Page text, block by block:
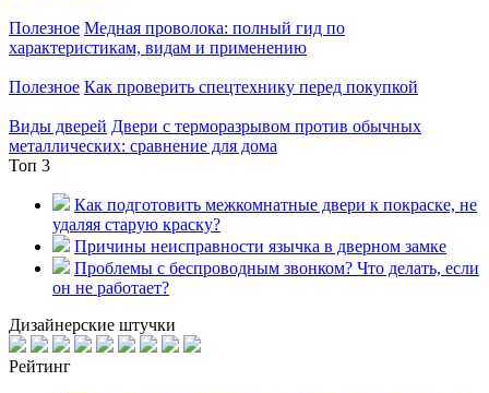
Полезное Медная проволока: полный гид по
характеристикам, видам и применению
Полезное Как проверить спецтехнику перед покупкой
Виды дверей Двери с терморазрывом против обычных
металлических: сравнение для дома
Топ 3
Как подготовить межкомнатные двери к покраске, не
удаляя старую краску?
Причины неисправности язычка в дверном замке
Проблемы с беспроводным звонком? Что делать, если
он не работает?
Дизайнерские штучки
Рейтинг